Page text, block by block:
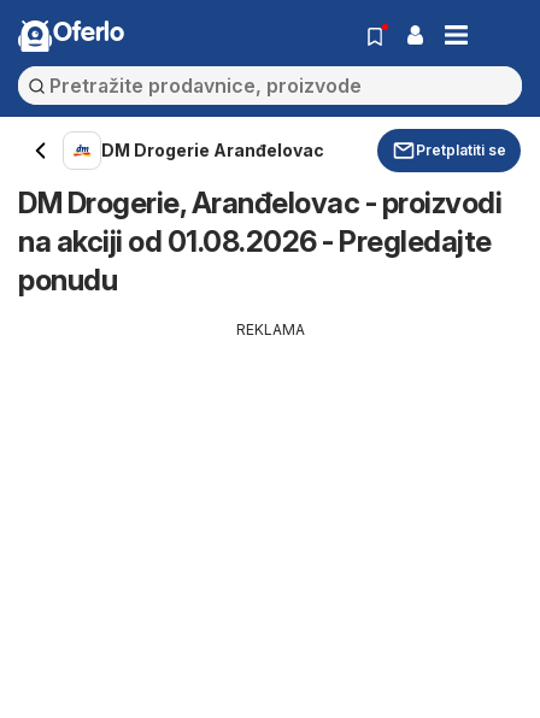
Oferlo
DM Drogerie Aranđelovac Pretplatiti se
DM Drogerie, Aranđelovac - proizvodi
na akciji od 01.08.2026 - Pregledajte
ponudu
REKLAMA